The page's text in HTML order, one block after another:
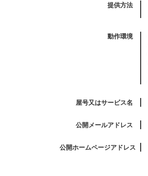
提供方法
動作環境
屋号又はサービス名
公開メールアドレス
公開ホームページアドレス